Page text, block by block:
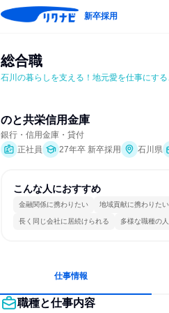
新卒採用
総合職
石川の暮らしを支える！地元愛を仕事にす
のと共栄信用金庫
銀行・信用金庫・貸付
正社員
27年卒 新卒採用 石川県
こんな人におすすめ
金融関係に携わりたい 地域貢献に携わりたい
長く同じ会社に居続けられる 多様な職種の
仕事情報
職種と仕事内容